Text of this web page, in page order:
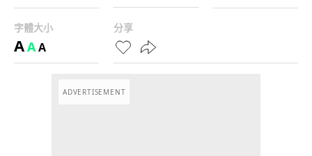
字體大小
AAA
分享
ADVERTISEMENT